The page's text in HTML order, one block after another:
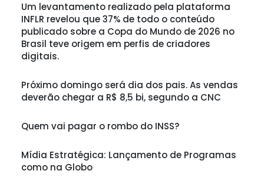
Um levantamento realizado pela plataforma
INFLR revelou que 37% de todo o conteúdo
publicado sobre a Copa do Mundo de 2026 no
Brasil teve origem em perfis de criadores
digitais.
Próximo domingo será dia dos pais. As vendas
deverão chegar a R$ 8,5 bi, segundo a CNC
Quem vai pagar o rombo do INSS?
Mídia Estratégica: Lançamento de Programas
como na Globo